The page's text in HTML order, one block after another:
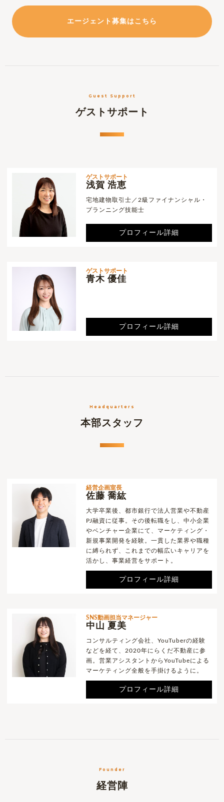
エージェント募集はこちら
Guest Support
ゲストサポート
ゲストサポート
浅賀 浩恵
宅地建物取引士／2級ファイナンシャル・
プランニング技能士
プロフィール詳細
ゲストサポート
青木 優佳
プロフィール詳細
Headquarters
本部スタッフ
経営企画室長
佐藤 喬紘
大学卒業後、都市銀行で法人営業や不動産
PJ融資に従事。その後転職をし、中小企業
やベンチャー企業にて、マーケティング・
新規事業開発を経験。一貫した業界や職種
に縛られず、これまでの幅広いキャリアを
活かし、事業経営をサポート。
プロフィール詳細
SNS動画担当マネージャー
中山 夏美
コンサルティング会社、YouTuberの経験
などを経て、2020年にらくだ不動産に参
画。営業アシスタントからYouTubeによる
マーケティング全般を手掛けるように。
プロフィール詳細
Founder
経営陣